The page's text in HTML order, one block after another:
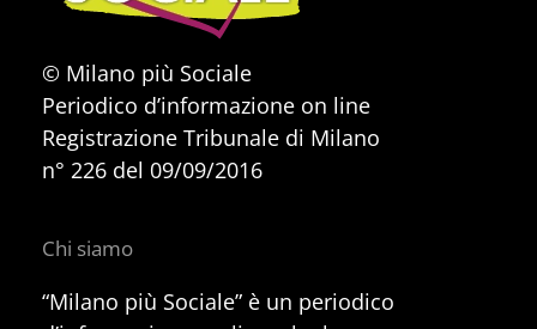
© Milano più Sociale
Periodico d’informazione on line
Registrazione Tribunale di Milano
n° 226 del 09/09/2016
Chi siamo
“Milano più Sociale” è un periodico